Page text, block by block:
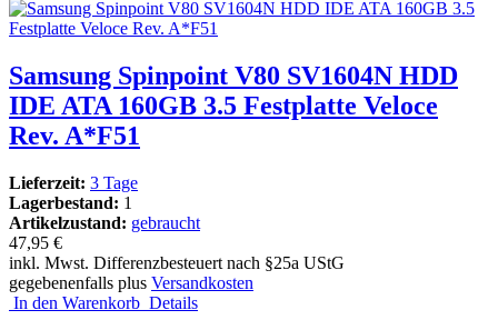
Samsung Spinpoint V80 SV1604N HDD
IDE ATA 160GB 3.5 Festplatte Veloce
Rev. A*F51
Lieferzeit: 3 Tage
Lagerbestand: 1
Artikelzustand: gebraucht
47,95 €
inkl. Mwst. Differenzbesteuert nach §25a UStG
gegebenenfalls plus Versandkosten
In den Warenkorb Details